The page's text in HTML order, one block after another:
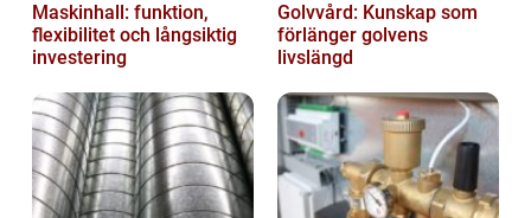
Maskinhall: funktion,
flexibilitet och långsiktig
investering
Golvvård: Kunskap som
förlänger golvens
livslängd